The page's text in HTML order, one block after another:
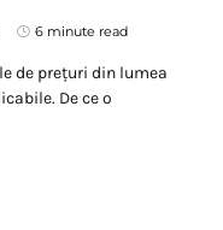
6 minute read
de prețuri din lumea
De ce o